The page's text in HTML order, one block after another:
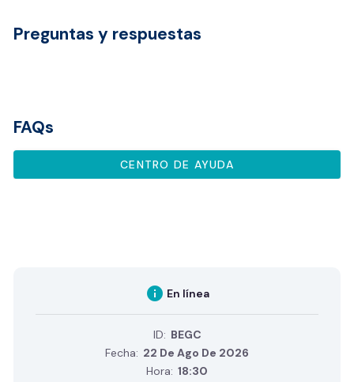
Preguntas y respuestas
FAQs
CENTRO DE AYUDA
info En línea
ID: BEGC
Fecha: 22 De Ago De 2026
Hora: 18:30